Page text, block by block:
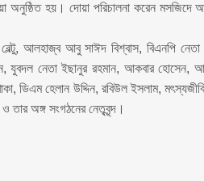
অনুষ্ঠিত হয়। দোয়া পরিচালনা করেন মসজিদে
আলহাজ্ব আবু সাঈদ বিশ্বাস, বিএনপি নেতা
যুবদল নেতা ইছানুর রহমান, আকবার হোসেন,
হেলান উদ্দিন, রবিউল ইসলাম,
তার অঙ্গ সংগঠনের নেতৃবৃন্দ।